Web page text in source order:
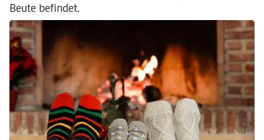
Beute befindet.